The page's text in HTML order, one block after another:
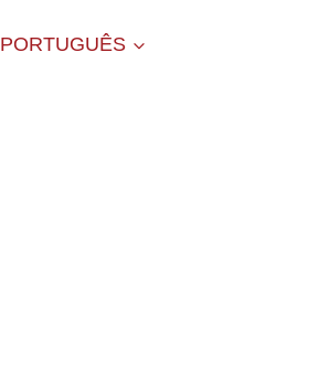
PORTUGUÊS